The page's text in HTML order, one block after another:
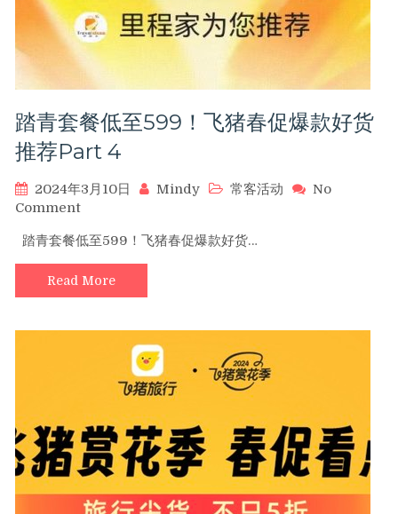
订
入
住
加
分
高
点！
踏青套餐低至599！飞猪春促爆款好货
推荐Part 4
2024年3月10日 Mindy 常客活动
No
Commenton
青
套
餐
低
爆
款
好
货
推
踏青套餐低至599！飞猪春促爆款好货…
Read More